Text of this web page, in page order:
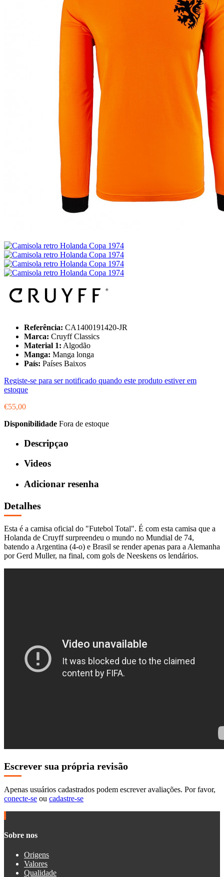
Referência: CA1400191420-JR
Marca: Cruyff Classics
Material 1: Algodão
Manga: Manga longa
País: Países Baixos
Registe-se para ser notificado quando este produto estiver em
estoque
€55,00
Disponibilidade Fora de estoque
Descripçao
Videos
Adicionar resenha
Detalhes
Esta é a camisa oficial do "Futebol Total". É com esta camisa que a
Holanda de Cruyff surpreendeu o mundo no Mundial de 74,
batendo a Argentina (4-o) e Brasil se render apenas para a Alemanha
por Gerd Muller, na final, com gols de Neeskens os lendários.
Escrever sua própria revisão
Apenas usuários cadastrados podem escrever avaliações. Por favor,
conecte-se ou cadastre-se
Sobre nos
Origens
Valores
Qualidade